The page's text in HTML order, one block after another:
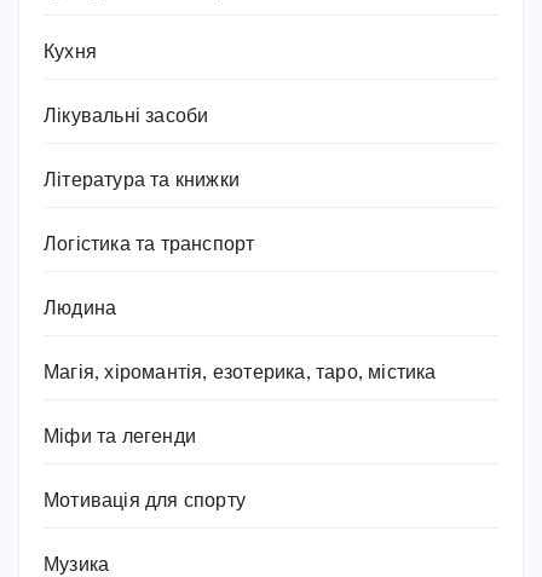
Кухня
Лікувальні засоби
Література та книжки
Логістика та транспорт
Людина
Магія, хіромантія, езотерика, таро, містика
Міфи та легенди
Мотивація для спорту
Музика